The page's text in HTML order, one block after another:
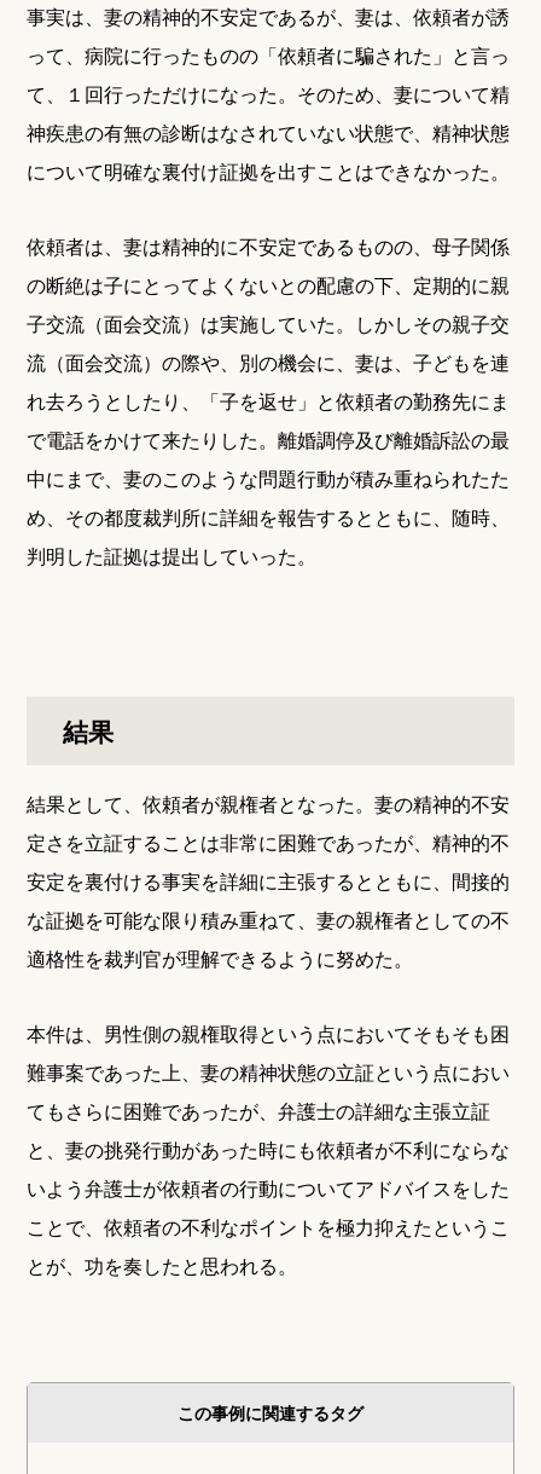
事実は、妻の精神的不安定であるが、妻は、依頼者が誘
って、病院に行ったものの「依頼者に騙された」と言っ
て、１回行っただけになった。そのため、妻について精
神疾患の有無の診断はなされていない状態で、精神状態
について明確な裏付け証拠を出すことはできなかった。
依頼者は、妻は精神的に不安定であるものの、母子関係
の断絶は子にとってよくないとの配慮の下、定期的に親
子交流（面会交流）は実施していた。しかしその親子交
流（面会交流）の際や、別の機会に、妻は、子どもを連
れ去ろうとしたり、「子を返せ」と依頼者の勤務先にま
で電話をかけて来たりした。離婚調停及び離婚訴訟の最
中にまで、妻のこのような問題行動が積み重ねられたた
め、その都度裁判所に詳細を報告するとともに、随時、
判明した証拠は提出していった。
結果
結果として、依頼者が親権者となった。妻の精神的不安
定さを立証することは非常に困難であったが、精神的不
安定を裏付ける事実を詳細に主張するとともに、間接的
な証拠を可能な限り積み重ねて、妻の親権者としての不
適格性を裁判官が理解できるように努めた。
本件は、男性側の親権取得という点においてそもそも困
難事案であった上、妻の精神状態の立証という点におい
てもさらに困難であったが、弁護士の詳細な主張立証
と、妻の挑発行動があった時にも依頼者が不利にならな
いよう弁護士が依頼者の行動についてアドバイスをした
ことで、依頼者の不利なポイントを極力抑えたというこ
とが、功を奏したと思われる。
この事例に関連するタグ